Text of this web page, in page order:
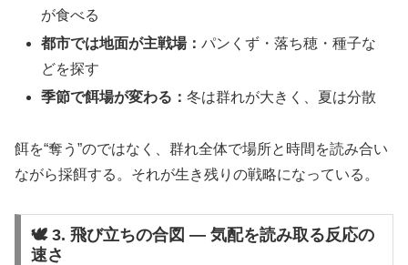
が食べる
都市では地面が主戦場：パンくず・落ち穂・種子な
どを探す
季節で餌場が変わる：冬は群れが大きく、夏は分散
餌を“奪う”のではなく、群れ全体で場所と時間を読み合い
ながら採餌する。それが生き残りの戦略になっている。
🕊️ 3. 飛び立ちの合図 ― 気配を読み取る反応の
速さ